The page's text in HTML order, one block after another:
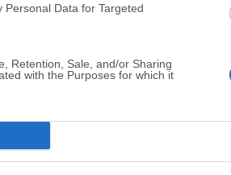
Data for Targeted
Retention, Sale, and/or Sharing
with the Purposes for which it
(64-bit)